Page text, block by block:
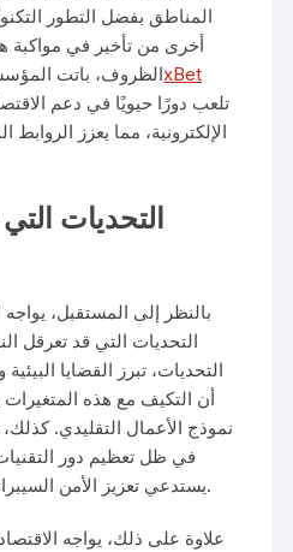
المناطق بفضل التطور
أخرى من تأخير في مواكبة
الظروف، باتت1xBet
تلعب دورًا حيويًا في دعم
الإلكترونية، مما يعزز
التحديات
بالنظر إلى المستقبل،
التحديات التي قد تعرقل
التحديات، تبرز القضايا
أن التكيف مع هذه
نموذج الأعمال التقليدي. كذلك،
في ظل تعظيم دور
يستدعي تعزيز الأمن السيبراني لحماية الأنظمة المالية.
علاوة على ذلك، يواجه